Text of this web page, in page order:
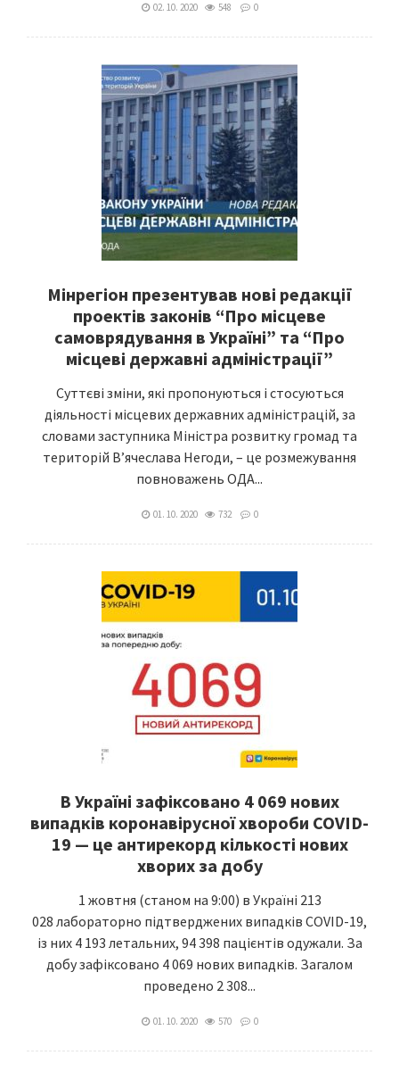
02. 10. 2020 548 0
Мінрегіон презентував нові редакції
проектів законів “Про місцеве
самоврядування в Україні” та “Про
місцеві державні адміністрації”
Суттєві зміни, які пропонуються і стосуються
діяльності місцевих державних адміністрацій, за
словами заступника Міністра розвитку громад та
територій В’ячеслава Негоди, – це розмежування
повноважень ОДА...
01. 10. 2020 732 0
В Україні зафіксовано 4 069 нових
випадків коронавірусної хвороби COVID-
19 — це антирекорд кількості нових
хворих за добу
1 жовтня (станом на 9:00) в Україні 213
028 лабораторно підтверджених випадків COVID-19,
із них 4 193 летальних, 94 398 пацієнтів одужали. За
добу зафіксовано 4 069 нових випадків. Загалом
проведено 2 308...
01. 10. 2020 570 0